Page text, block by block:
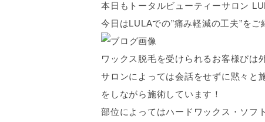
本日もトータルビューティーサロン
今日はLULAでの”痛み軽減の工夫”をご
ワックス脱毛を受けられるお客様び
サロンによっては会話をせずに黙々と
をしながら施術しています！
部位によってはハードワックス・ソフ